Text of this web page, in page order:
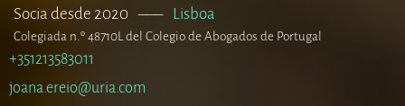
Socia desde 2020 ––– Lisboa
Colegiada n.º 48710L del Colegio de Abogados de Portugal
+351213583011
joana.ereio@uria.com